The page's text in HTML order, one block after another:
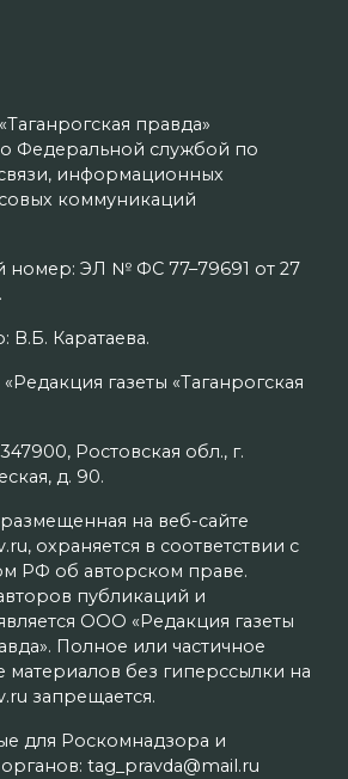
правда»
Федеральной службой по
информационных
коммуникаций
номер: ЭЛ № ФС 77–79691 от 27
В.Б. Каратаева.
газеты «Таганрогская
Ростовская обл., г.
д. 90.
на веб-сайте
охраняется в соответствии с
РФ об авторском праве.
публикаций и
ООО «Редакция газеты
Полное или частичное
материалов без гиперссылки на
запрещается.
для Роскомнадзора и
tag_pravda@mail.ru